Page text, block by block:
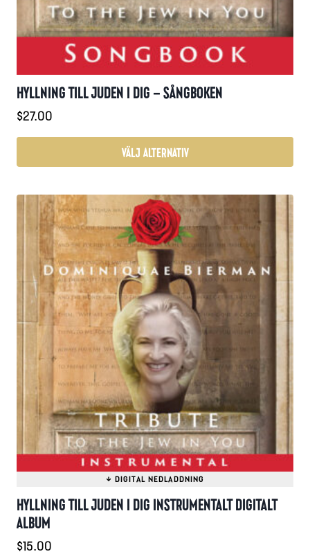
HYLLNING TILL JUDEN I DIG – SÅNGBOKEN
$27.00
VÄLJ ALTERNATIV
här
produkten
varianter.
De
olika
alternativen
väljas
produktsidan
HYLLNING TILL JUDEN I DIG INSTRUMENTALT DIGITALT
ALBUM
$15.00